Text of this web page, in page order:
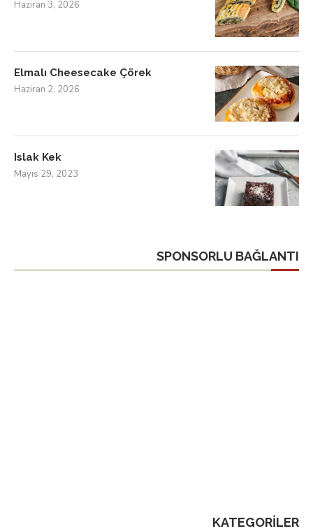
Haziran 3, 2026
Elmalı Cheesecake Çörek
Haziran 2, 2026
Islak Kek
Mayıs 29, 2023
SPONSORLU BAĞLANTI
KATEGORILER